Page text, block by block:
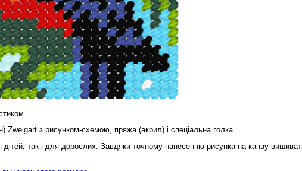
Zweigart з рисунком-схемою, пряжа (акрил) і спеціальна голка.
так і для дорослих. Завдяки точному нанесенню рисунка на канву